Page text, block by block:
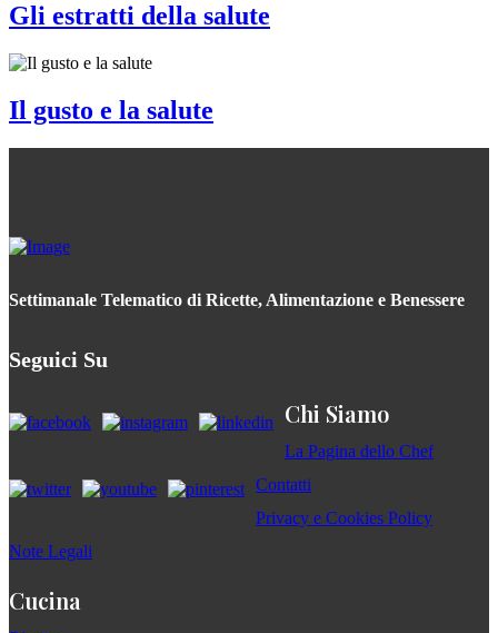
Gli estratti della salute
Il gusto e la salute
Settimanale Telematico di Ricette, Alimentazione e Benessere
Seguici Su
Chi Siamo
La Pagina dello Chef
Contatti
Privacy e Cookies Policy
Note Legali
Cucina